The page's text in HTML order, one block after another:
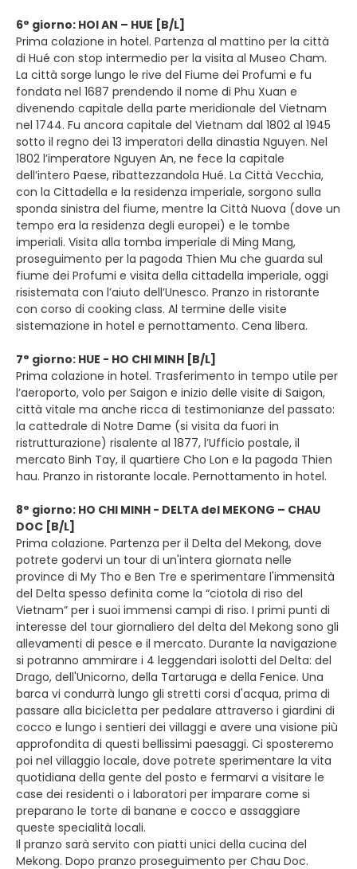
6° giorno: HOI AN – HUE [B/L]
Prima colazione in hotel. Partenza al mattino per la città
di Hué con stop intermedio per la visita al Museo Cham.
La città sorge lungo le rive del Fiume dei Profumi e fu
fondata nel 1687 prendendo il nome di Phu Xuan e
divenendo capitale della parte meridionale del Vietnam
nel 1744. Fu ancora capitale del Vietnam dal 1802 al 1945
sotto il regno dei 13 imperatori della dinastia Nguyen. Nel
1802 l’imperatore Nguyen An, ne fece la capitale
dell’intero Paese, ribattezzandola Hué. La Città Vecchia,
con la Cittadella e la residenza imperiale, sorgono sulla
sponda sinistra del fiume, mentre la Città Nuova (dove un
tempo era la residenza degli europei) e le tombe
imperiali. Visita alla tomba imperiale di Ming Mang,
proseguimento per la pagoda Thien Mu che guarda sul
fiume dei Profumi e visita della cittadella imperiale, oggi
risistemata con l’aiuto dell’Unesco. Pranzo in ristorante
con corso di cooking class. Al termine delle visite
sistemazione in hotel e pernottamento. Cena libera.
7° giorno: HUE - HO CHI MINH [B/L]
Prima colazione in hotel. Trasferimento in tempo utile per
l’aeroporto, volo per Saigon e inizio delle visite di Saigon,
città vitale ma anche ricca di testimonianze del passato:
la cattedrale di Notre Dame (si visita da fuori in
ristrutturazione) risalente al 1877, l’Ufficio postale, il
mercato Binh Tay, il quartiere Cho Lon e la pagoda Thien
hau. Pranzo in ristorante locale. Pernottamento in hotel.
8° giorno: HO CHI MINH - DELTA del MEKONG – CHAU
DOC [B/L]
Prima colazione. Partenza per il Delta del Mekong, dove
potrete godervi un tour di un'intera giornata nelle
province di My Tho e Ben Tre e sperimentare l'immensità
del Delta spesso definita come la “ciotola di riso del
Vietnam” per i suoi immensi campi di riso. I primi punti di
interesse del tour giornaliero del delta del Mekong sono gli
allevamenti di pesce e il mercato. Durante la navigazione
si potranno ammirare i 4 leggendari isolotti del Delta: del
Drago, dell'Unicorno, della Tartaruga e della Fenice. Una
barca vi condurrà lungo gli stretti corsi d'acqua, prima di
passare alla bicicletta per pedalare attraverso i giardini di
cocco e lungo i sentieri dei villaggi e avere una visione più
approfondita di questi bellissimi paesaggi. Ci sposteremo
poi nel villaggio locale, dove potrete sperimentare la vita
quotidiana della gente del posto e fermarvi a visitare le
case dei residenti o i laboratori per imparare come si
preparano le torte di banane e cocco e assaggiare
queste specialità locali.
Il pranzo sarà servito con piatti unici della cucina del
Mekong. Dopo pranzo proseguimento per Chau Doc.